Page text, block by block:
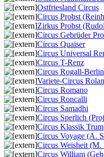
Ostfriesland Circus
Circus Probst
Zirkus Probst
Circus Gebrüder
Circus Quaiser
Circus Universal
Circus T-Renz
Circus Rogall-Berlin
Variete-Circus
Circus Romano
Circus Roncalli
Circus Samadhi
Circus Sperlich
Circus Klassik
Circus Voyage (A.
Circus Weisheit (M.
Circus William